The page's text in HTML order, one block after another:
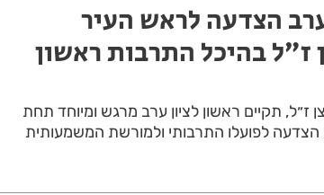
הצדעה לראש העיר
ז״ל בהיכל התרבות ראשון
תקיים ראשון לציון ערב מרגש ומיוחד תחת
לפועלו התרבותי ולמורשת המשמעותית